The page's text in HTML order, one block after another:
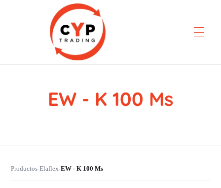
CYP Trading
Professionelle Ersatzteilbeschaffung
EW - K 100 Ms
Productos›Elaflex›EW - K 100 Ms